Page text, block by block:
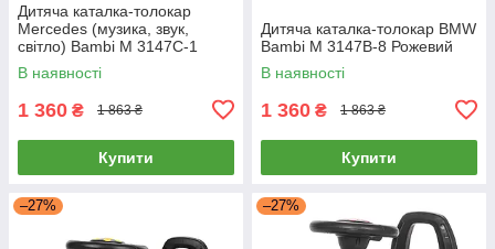
Дитяча каталка-толокар
Mercedes (музика, звук,
світло) Bambi M 3147C-1
Білий
В наявності
1 360 ₴ 1 863 ₴
Купити
Дитяча каталка-толокар BMW
Bambi M 3147B-8 Рожевий
В наявності
1 360 ₴ 1 863 ₴
Купити
–27% –27%